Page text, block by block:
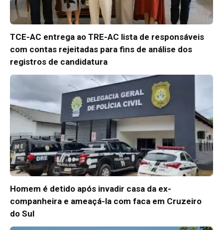
TCE-AC entrega ao TRE-AC lista de responsáveis
com contas rejeitadas para fins de análise dos
registros de candidatura
Homem é detido após invadir casa da ex-
companheira e ameaçá-la com faca em Cruzeiro
do Sul